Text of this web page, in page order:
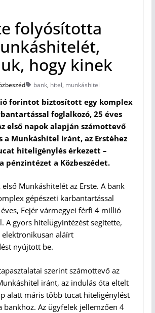
folyósította
hogy kinek
bank, hitel, munkáshitel
forintot biztosított egy komplex
foglalkozó, 25 éves
első napok alapján számottevő
a Munkáshitel iránt, az Erstéhez
hiteligénylés érkezett –
pénzintézet a Közbeszédet.
Munkáshitelét az Erste. A bank
gépészeti karbantartással
Fejér vármegyei férfi 4 millió
A gyors hitelügyintézést segítette,
elektronikusan aláírt
nyújtott be.
szerint számottevő az
iránt, az indulás óta eltelt
alatt máris több tucat hiteligénylést
bankhoz. Az ügyfelek jellemzően 4